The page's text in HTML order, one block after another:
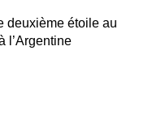
deuxième étoile au
l’Argentine